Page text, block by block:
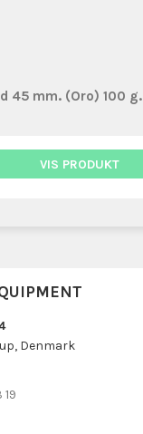
45 mm. (Oro) 100 g.
VIS PRODUKT
Denmark